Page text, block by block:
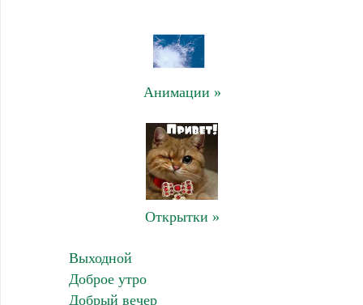
Анимации »
Открытки »
Выходной
Доброе утро
Добрый вечер